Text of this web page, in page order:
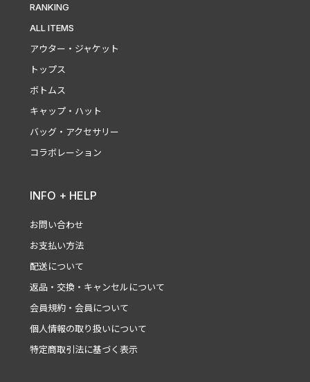
RANKING
ALL ITEMS
アウター・ジャケット
トップス
ボトムス
キャップ・ハット
バッグ・アクセサリー
コラボレーション
INFO + HELP
お問い合わせ
お支払い方法
配送について
返品・交換・キャンセルについて
会員規約・会員について
個人情報の取り扱いについて
特定商取引法に基づく表示